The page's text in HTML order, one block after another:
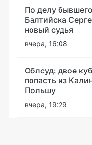
По делу
Балтийска
новый судья
вчера, 16:08
Облсуд: двое
попасть из
Польшу
вчера, 19:29